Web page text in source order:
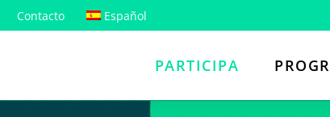
Contacto Español
PARTICIPA